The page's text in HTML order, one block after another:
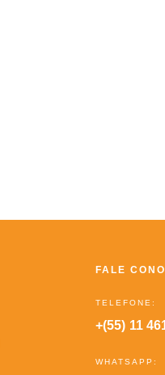
FALE
TELEFONE:
+(55) 11
WHATSAPP: